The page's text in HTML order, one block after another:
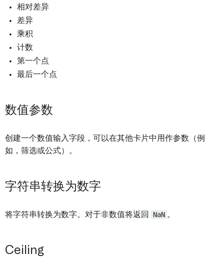
相对差异
差异
乘积
计数
第一个点
最后一个点
数值参数
创建一个数值输入字段，可以在其他卡片中用作参数（例
如，筛选或公式）。
字符串转换为数字
将字符串转换为数字。对于非数值将返回 NaN 。
Ceiling